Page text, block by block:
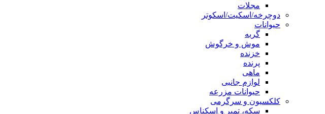
مجلات
دوچرخه/اسکیت/اسکوتر
حیوانات
گربه
موش و خرگوش
خزنده
پرنده
ماهی
لوازم جانبی
حیوانات مزرعه
کلکسیون و سرگرمی
سکه، تمبر و اسکناس